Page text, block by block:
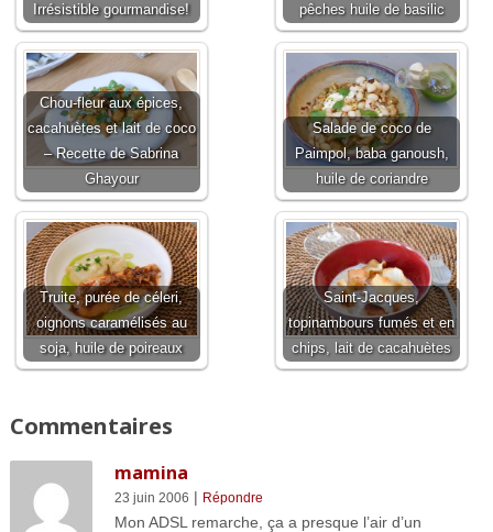
Irrésistible gourmandise!
pêches huile de basilic
Chou-fleur aux épices,
cacahuètes et lait de coco
– Recette de Sabrina
Ghayour
Salade de coco de
Paimpol, baba ganoush,
huile de coriandre
Truite, purée de céleri,
oignons caramélisés au
soja, huile de poireaux
Saint-Jacques,
topinambours fumés et en
chips, lait de cacahuètes
Commentaires
mamina
23 juin 2006 | Répondre
Mon ADSL remarche, ça a presque l’air d’un